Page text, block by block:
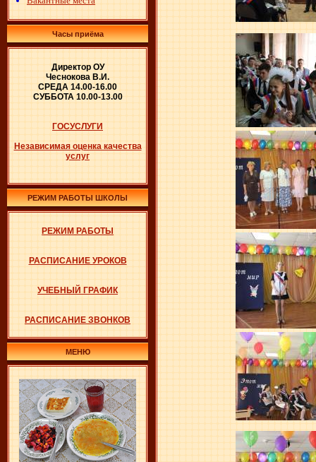
Часы приёма
Директор ОУ
Чеснокова В.И.
СРЕДА 14.00-16.00
СУББОТА 10.00-13.00
ГОСУСЛУГИ
Независимая оценка качества
услуг
РЕЖИМ РАБОТЫ ШКОЛЫ
РЕЖИМ РАБОТЫ
РАСПИСАНИЕ УРОКОВ
УЧЕБНЫЙ ГРАФИК
РАСПИСАНИЕ ЗВОНКОВ
МЕНЮ